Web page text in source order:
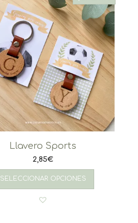
Llavero Sports
2,85€
SELECCIONAR OPCIONES